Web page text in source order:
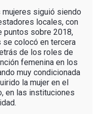
mujeres siguió siendo
locales, con
puntos sobre 2018,
se colocó en tercera
de los roles de
femenina en los
muy condicionada
la mujer en el
en las instituciones